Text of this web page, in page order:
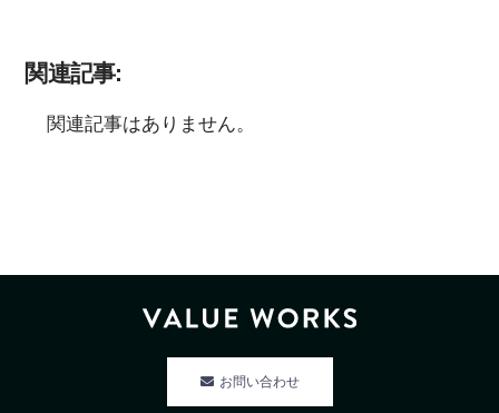
関連記事:
関連記事はありません。
お問い合わせ